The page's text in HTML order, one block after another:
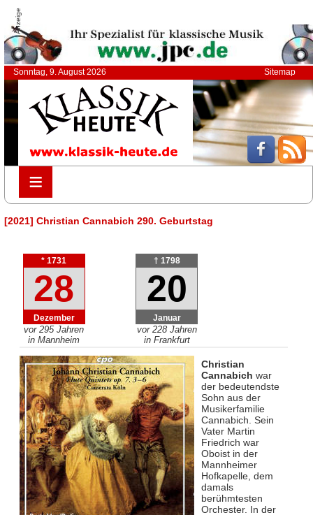
Anzeige
Sonntag, 9. August 2026 Sitemap
≡
≡
[2021] Christian Cannabich 290. Geburtstag
* 1731
28
Dezember
vor 295 Jahren
in Mannheim
† 1798
20
Januar
vor 228 Jahren
in Frankfurt
Christian
Cannabich war
der bedeutendste
Sohn aus der
Musikerfamilie
Cannabich. Sein
Vater Martin
Friedrich war
Oboist in der
Mannheimer
Hofkapelle, dem
damals
berühmtesten
Orchester. In der